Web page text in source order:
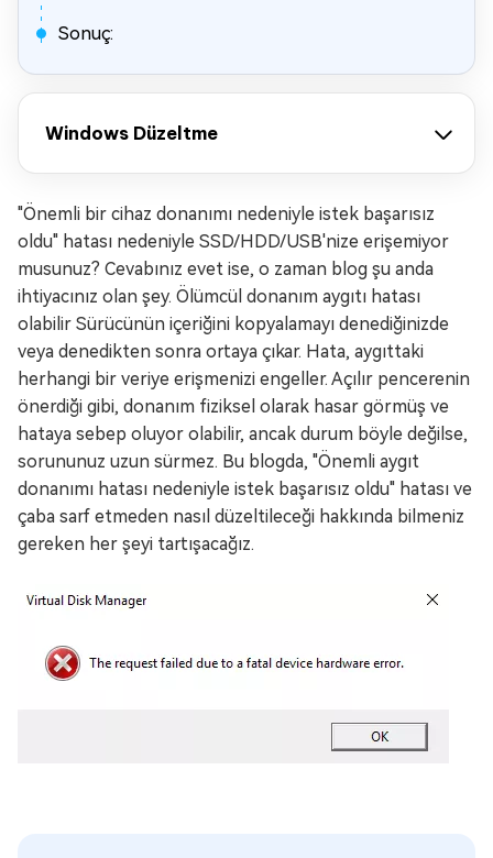
Sonuç:
Windows Düzeltme
"Önemli bir cihaz donanımı nedeniyle istek başarısız
oldu" hatası nedeniyle SSD/HDD/USB'nize erişemiyor
musunuz? Cevabınız evet ise, o zaman blog şu anda
ihtiyacınız olan şey. Ölümcül donanım aygıtı hatası
olabilir Sürücünün içeriğini kopyalamayı denediğinizde
veya denedikten sonra ortaya çıkar. Hata, aygıttaki
herhangi bir veriye erişmenizi engeller. Açılır pencerenin
önerdiği gibi, donanım fiziksel olarak hasar görmüş ve
hataya sebep oluyor olabilir, ancak durum böyle değilse,
sorununuz uzun sürmez. Bu blogda, "Önemli aygıt
donanımı hatası nedeniyle istek başarısız oldu" hatası ve
çaba sarf etmeden nasıl düzeltileceği hakkında bilmeniz
gereken her şeyi tartışacağız.